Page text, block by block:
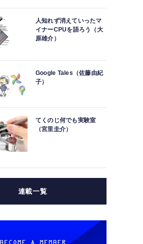
人知れず消えていったマ
イナーCPUを語ろう（大
原雄介）
Google Tales（佐藤由紀
子）
てくのじ何でも実験室
（宮里圭介）
連載一覧